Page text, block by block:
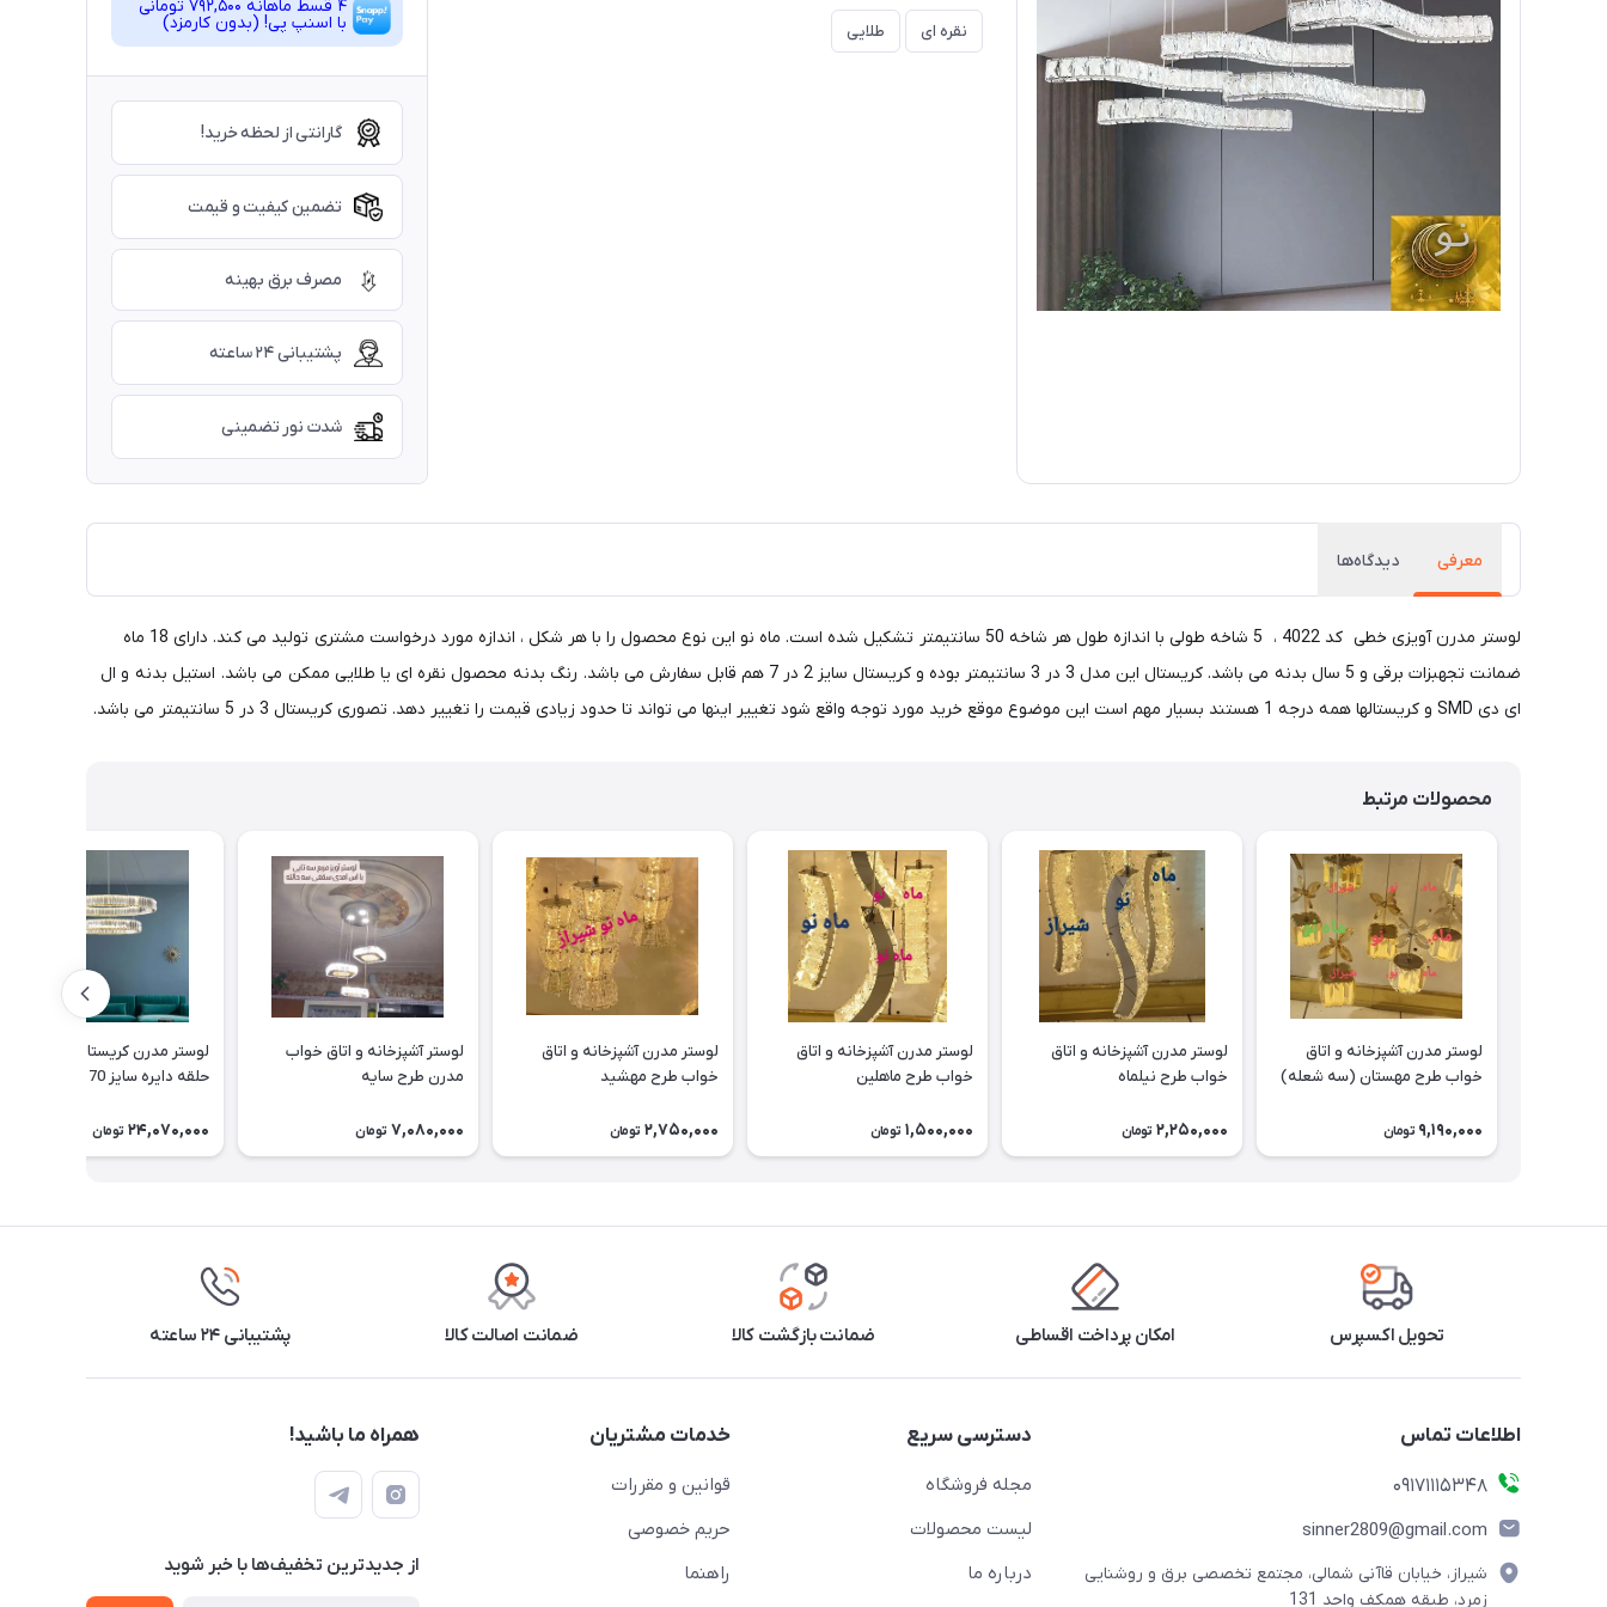
نقره ای طلایی
4 قسط ماهانه 792,500 تومانی
با اسنپ ‌پی! (بدون کارمزد)
گارانتی از لحظه خرید!
تضمین کیفیت و قیمت
مصرف برق بهینه
پشتیبانی ۲۴ ساعته
شدت نور تضمینی
معرفی دیدگاه‌ها
لوستر مدرن آویزی خطی کد 4022 ، 5 شاخه طولی با اندازه طول هر شاخه 50 سانتیمتر تشکیل شده است. ماه نو این نوع محصول را با هر شکل ، اندازه مورد درخواست مشتری تولید می کند. دارای 18 ماه
ضمانت تجهبزات برقی و 5 سال بدنه می باشد. کریستال این مدل 3 در 3 سانتیمتر بوده و کریستال سایز 2 در 7 هم قابل سفارش می باشد. رنگ بدنه محصول نقره ای یا طلایی ممکن می باشد. استیل بدنه و ال
ای دی SMD و کریستالها همه درجه 1 هستند بسیار مهم است این موضوع موقع خرید مورد توجه واقع شود تغییر اینها می تواند تا حدود زیادی قیمت را تغییر دهد. تصوری کریستال 3 در 5 سانتیمتر می باشد.
محصولات مرتبط
لوستر مدرن آشپزخانه و اتاق
خواب طرح مهستان (سه شعله)
9,190,000 تومان
لوستر مدرن آشپزخانه و اتاق
خواب طرح نیلماه
2,250,000 تومان
لوستر مدرن آشپزخانه و اتاق
خواب طرح ماهلین
1,500,000 تومان
لوستر مدرن آشپزخانه و اتاق
خواب طرح مهشید
2,750,000 تومان
لوستر آشپزخانه و اتاق خواب
مدرن طرح سایه
7,080,000 تومان 24,070,000 تومان
تحویل اکسپرس امکان پرداخت اقساطی ضمانت بازگشت کالا ضمانت اصالت کالا پشتیبانی ۲۴ ساعته
اطلاعات تماس
09171115348
sinner2809@gmail.com
شیراز، خیابان قاآنی شمالی، مجتمع تخصصی برق و روشنایی
زمرد، طبقه همکف واحد 131
دسترسی سریع
مجله فروشگاه
لیست محصولات
درباره ما
خدمات مشتریان
قوانین و مقررات
حریم خصوصی
راهنما
همراه ما باشید!
از جدید‌ترین تخفیف‌ها با‌ خبر شوید